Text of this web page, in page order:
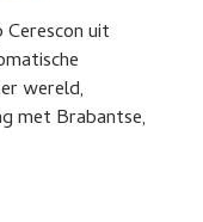
uit
wereld,
met Brabantse,